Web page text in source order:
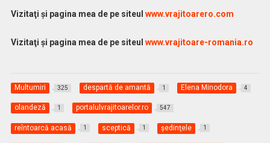
Vizitaţi şi pagina mea de pe siteul www.vrajitoarero.com
Vizitaţi şi pagina mea de pe siteul www.vrajitoare-romania.ro
Multumiri 325 despartă de amantă 1 Elena Minodora 4
olandeză 1 portalulvrajitoarelor.ro 547
reîntoarcă acasă 1 sceptică 1 şedinţele 1